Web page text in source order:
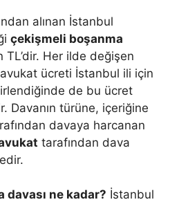
alınan İstanbul
çekişmeli boşanma
TL’dir. Her ilde değişen
ücreti İstanbul ili için
de bu ücret
Davanın türüne, içeriğine
davaya harcanan
tarafından dava
davası ne kadar? İstanbul